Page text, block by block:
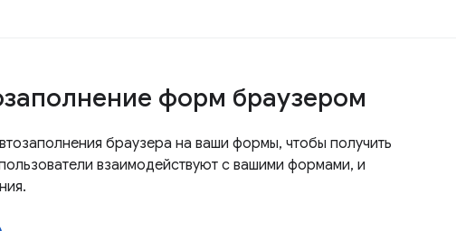
форм браузером
браузера на ваши формы, чтобы получить
взаимодействуют с вашими формами, и